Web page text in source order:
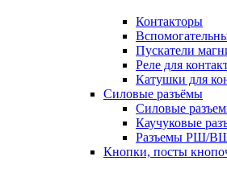
Контакторы
Пускатели
Реле для
Катушки для
Силовые разъёмы
Силовые
Каучуковые
Разъемы РШ/
Кнопки, посты